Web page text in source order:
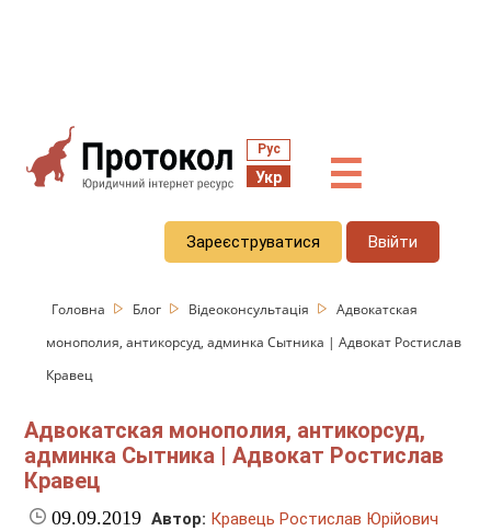
Рус
Укр ☰
Зареєструватися Ввійти
Головна Блог Відеоконсультація
Адвокатская
монополия, антикорсуд, админка Сытника | Адвокат Ростислав
Кравец
Адвокатская монополия, антикорсуд,
админка Сытника | Адвокат Ростислав
Кравец
09.09.2019 Автор: Кравець Ростислав Юрійович